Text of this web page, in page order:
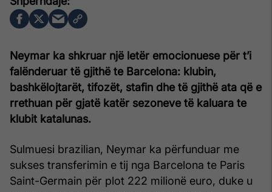
Neymar ka shkruar një letër emocionuese për t’i
falënderuar të gjithë te Barcelona: klubin,
bashkëlojtarët, tifozët, stafin dhe të gjithë ata që e
rrethuan për gjatë katër sezoneve të kaluara te
klubit katalunas.
Sulmuesi brazilian, Neymar ka përfunduar me
sukses transferimin e tij nga Barcelona te Paris
Saint-Germain për plot 222 milionë euro, duke u